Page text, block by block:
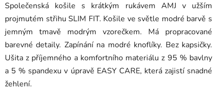
Společenská košile s krátkým rukávem AMJ v užším
projmutém střihu SLIM FIT. Košile ve světle modré barvě s
jemným tmavě modrým vzorečkem. Má propracované
barevné detaily. Zapínání na modré knoflíky. Bez kapsičky.
Ušita z příjemného a komfortního materiálu z 95 % bavlny
a 5 % spandexu v úpravě EASY CARE, která zajistí snadné
žehlení.